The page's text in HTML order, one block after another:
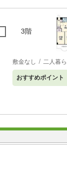
3階
敷金なし 二人暮
おすすめポイント